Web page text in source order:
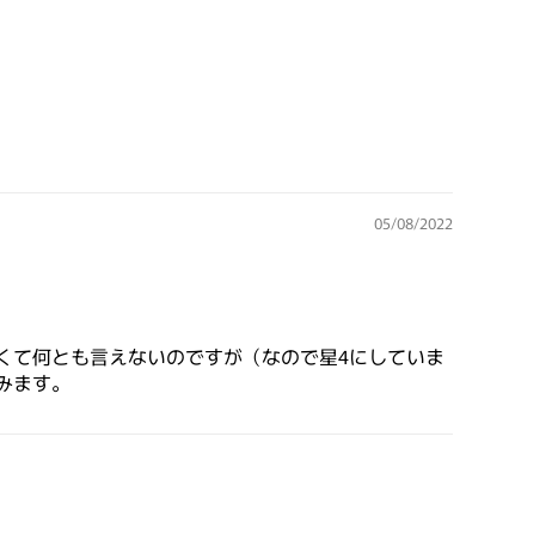
05/08/2022
何とも言えないのですが（なので星4にしていま
す。